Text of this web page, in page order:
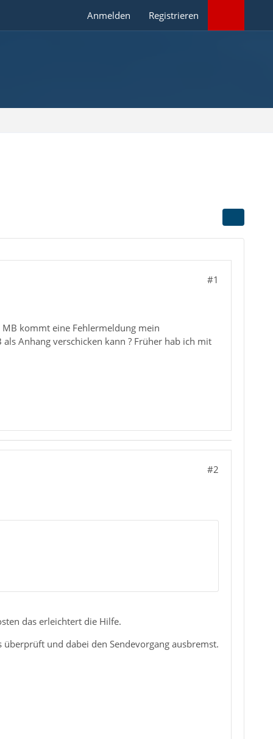
Anmelden Registrieren
#1
kommt eine Fehlermeldung mein
Anhang verschicken kann ? Früher hab ich mit
#2
das erleichtert die Hilfe.
und dabei den Sendevorgang ausbremst.